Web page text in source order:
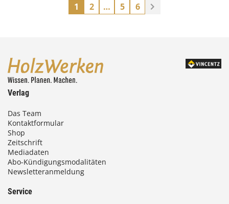
1 2 … 5 6
Verlag
Das Team
Kontaktformular
Shop
Zeitschrift
Mediadaten
Abo-Kündigungsmodalitäten
Newsletteranmeldung
Service